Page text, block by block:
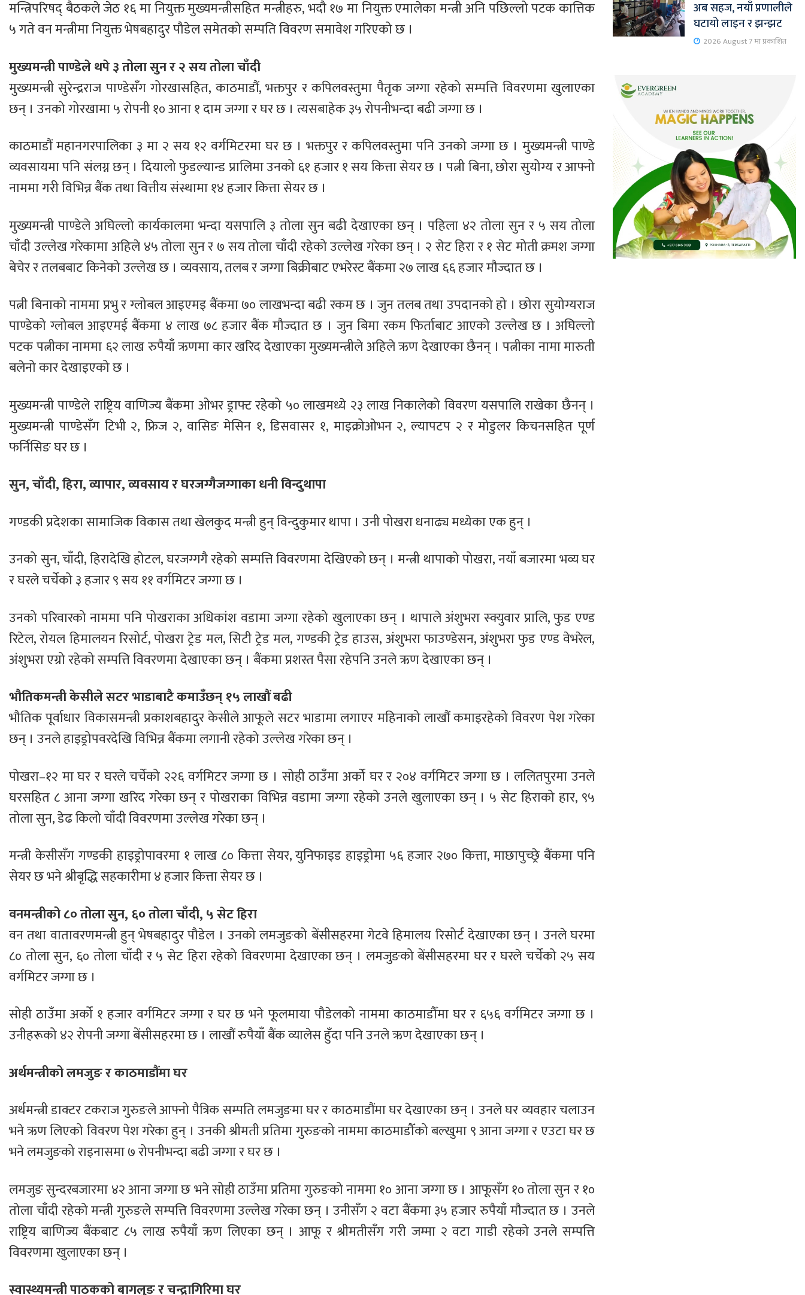
मन्त्रिपरिषद् बैठकले जेठ १६ मा नियुक्त मुख्यमन्त्रीसहित मन्त्रीहरु, भदौ १७ मा नियुक्त एमालेका मन्त्री अनि पछिल्लो पटक कात्तिक
५ गते वन मन्त्रीमा नियुक्त भेषबहादुर पौडेल समेतको सम्पति विवरण समावेश गरिएको छ ।
मुख्यमन्त्री पाण्डेले थपे ३ तोला सुन र २ सय तोला चाँदी
मुख्यमन्त्री सुरेन्द्रराज पाण्डेसँग गोरखासहित, काठमाडौं, भक्तपुर र कपिलवस्तुमा पैतृक जग्गा रहेको सम्पत्ति विवरणमा खुलाएका
छन् । उनको गोरखामा ५ रोपनी १० आना १ दाम जग्गा र घर छ । त्यसबाहेक ३५ रोपनीभन्दा बढी जग्गा छ ।
काठमाडौं महानगरपालिका ३ मा २ सय १२ वर्गमिटरमा घर छ । भक्तपुर र कपिलवस्तुमा पनि उनको जग्गा छ । मुख्यमन्त्री पाण्डे
व्यवसायमा पनि संलग्न छन् । दियालो फुडल्यान्ड प्रालिमा उनको ६१ हजार १ सय कित्ता सेयर छ । पत्नी बिना, छोरा सुयोग्य र आफ्नो
नाममा गरी विभिन्न बैंक तथा वित्तीय संस्थामा १४ हजार कित्ता सेयर छ ।
मुख्यमन्त्री पाण्डेले अघिल्लो कार्यकालमा भन्दा यसपालि ३ तोला सुन बढी देखाएका छन् । पहिला ४२ तोला सुन र ५ सय तोला
चाँदी उल्लेख गरेकामा अहिले ४५ तोला सुन र ७ सय तोला चाँदी रहेको उल्लेख गरेका छन् । २ सेट हिरा र १ सेट मोती क्रमश जग्गा
बेचेर र तलबबाट किनेको उल्लेख छ । व्यवसाय, तलब र जग्गा बिक्रीबाट एभरेस्ट बैंकमा २७ लाख ६६ हजार मौज्दात छ ।
पत्नी बिनाको नाममा प्रभु र ग्लोबल आइएमइ बैंकमा ७० लाखभन्दा बढी रकम छ । जुन तलब तथा उपदानको हो । छोरा सुयोग्यराज
पाण्डेको ग्लोबल आइएमई बैंकमा ४ लाख ७८ हजार बैंक मौज्दात छ । जुन बिमा रकम फिर्ताबाट आएको उल्लेख छ । अघिल्लो
पटक पत्नीका नाममा ६२ लाख रुपैयाँ ऋणमा कार खरिद देखाएका मुख्यमन्त्रीले अहिले ऋण देखाएका छैनन् । पत्नीका नामा मारुती
बलेनो कार देखाइएको छ ।
मुख्यमन्त्री पाण्डेले राष्ट्रिय वाणिज्य बैंकमा ओभर ड्राफ्ट रहेको ५० लाखमध्ये २३ लाख निकालेको विवरण यसपालि राखेका छैनन् ।
मुख्यमन्त्री पाण्डेसँग टिभी २, फ्रिज २, वासिङ मेसिन १, डिसवासर १, माइक्रोओभन २, ल्यापटप २ र मोडुलर किचनसहित पूर्ण
फर्निसिङ घर छ ।
सुन, चाँदी, हिरा, व्यापार, व्यवसाय र घरजग्गैजग्गाका धनी विन्दुथापा
गण्डकी प्रदेशका सामाजिक विकास तथा खेलकुद मन्त्री हुन् विन्दुकुमार थापा । उनी पोखरा धनाढ्य मध्येका एक हुन् ।
उनको सुन, चाँदी, हिरादेखि होटल, घरजग्गगै रहेको सम्पत्ति विवरणमा देखिएको छन् । मन्त्री थापाको पोखरा, नयाँ बजारमा भव्य घर
र घरले चर्चेको ३ हजार ९ सय ११ वर्गमिटर जग्गा छ ।
उनको परिवारको नाममा पनि पोखराका अधिकांश वडामा जग्गा रहेको खुलाएका छन् । थापाले अंशुभरा स्क्युवार प्रालि, फुड एण्ड
रिटेल, रोयल हिमालयन रिसोर्ट, पोखरा ट्रेड मल, सिटी ट्रेड मल, गण्डकी ट्रेड हाउस, अंशुभरा फाउण्डेसन, अंशुभरा फुड एण्ड वेभरेल,
अंशुभरा एग्रो रहेको सम्पत्ति विवरणमा देखाएका छन् । बैंकमा प्रशस्त पैसा रहेपनि उनले ऋण देखाएका छन् ।
भौतिकमन्त्री केसीले सटर भाडाबाटै कमाउँछन् १५ लाखौं बढी
भौतिक पूर्वाधार विकासमन्त्री प्रकाशबहादुर केसीले आफूले सटर भाडामा लगाएर महिनाको लाखौं कमाइरहेको विवरण पेश गरेका
छन् । उनले हाइड्रोपवरदेखि विभिन्न बैंकमा लगानी रहेको उल्लेख गरेका छन् ।
पोखरा–१२ मा घर र घरले चर्चेको २२६ वर्गमिटर जग्गा छ । सोही ठाउँमा अर्को घर र २०४ वर्गमिटर जग्गा छ । ललितपुरमा उनले
घरसहित ८ आना जग्गा खरिद गरेका छन् र पोखराका विभिन्न वडामा जग्गा रहेको उनले खुलाएका छन् । ५ सेट हिराको हार, ९५
तोला सुन, डेढ किलो चाँदी विवरणमा उल्लेख गरेका छन् ।
मन्त्री केसीसँग गण्डकी हाइड्रोपावरमा १ लाख ८० कित्ता सेयर, युनिफाइड हाइड्रोमा ५६ हजार २७० कित्ता, माछापुच्छ्रे बैंकमा पनि
सेयर छ भने श्रीबृद्धि सहकारीमा ४ हजार कित्ता सेयर छ ।
वनमन्त्रीको ८० तोला सुन, ६० तोला चाँदी, ५ सेट हिरा
वन तथा वातावरणमन्त्री हुन् भेषबहादुर पौडेल । उनको लमजुङको बेंसीसहरमा गेटवे हिमालय रिसोर्ट देखाएका छन् । उनले घरमा
८० तोला सुन, ६० तोला चाँदी र ५ सेट हिरा रहेको विवरणमा देखाएका छन् । लमजुङको बेंसीसहरमा घर र घरले चर्चेको २५ सय
वर्गमिटर जग्गा छ ।
सोही ठाउँमा अर्को १ हजार वर्गमिटर जग्गा र घर छ भने फूलमाया पौडेलको नाममा काठमाडौँमा घर र ६५६ वर्गमिटर जग्गा छ ।
उनीहरूको ४२ रोपनी जग्गा बेंसीसहरमा छ । लाखौं रुपैयाँ बैंक व्यालेस हुँदा पनि उनले ऋण देखाएका छन् ।
अर्थमन्त्रीको लमजुङ र काठमाडौंमा घर
अर्थमन्त्री डाक्टर टकराज गुरुङले आफ्नो पैत्रिक सम्पति लमजुङमा घर र काठमाडौंमा घर देखाएका छन् । उनले घर व्यवहार चलाउन
भने ऋण लिएको विवरण पेश गरेका हुन् । उनकी श्रीमती प्रतिमा गुरुङको नाममा काठमाडौँको बल्खुमा ९ आना जग्गा र एउटा घर छ
भने लमजुङको राइनासमा ७ रोपनीभन्दा बढी जग्गा र घर छ ।
लमजुङ सुन्दरबजारमा ४२ आना जग्गा छ भने सोही ठाउँमा प्रतिमा गुरुङको नाममा १० आना जग्गा छ । आफूसँग १० तोला सुन र १०
तोला चाँदी रहेको मन्त्री गुरुङले सम्पत्ति विवरणमा उल्लेख गरेका छन् । उनीसँग २ वटा बैंकमा ३५ हजार रुपैयाँ मौज्दात छ । उनले
राष्ट्रिय बाणिज्य बैंकबाट ८५ लाख रुपैयाँ ऋण लिएका छन् । आफू र श्रीमतीसँग गरी जम्मा २ वटा गाडी रहेको उनले सम्पत्ति
विवरणमा खुलाएका छन् ।
स्वास्थ्यमन्त्री पाठकको बागलुङ र चन्द्रागिरिमा घर
अब सहज, नयाँ प्रणालीले
घटायो लाइन र झन्झट
2026 August 7 मा प्रकाशित